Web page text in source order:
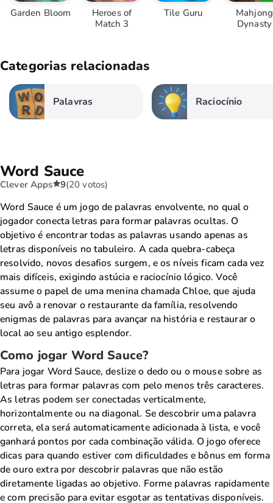
Garden Bloom
Heroes of
Match 3
Tile Guru
Mahjong
Dynasty
Categorias relacionadas
Palavras Raciocínio
Word Sauce
Clever Apps 9(20 votos)
Word Sauce é um jogo de palavras envolvente, no qual o
jogador conecta letras para formar palavras ocultas. O
objetivo é encontrar todas as palavras usando apenas as
letras disponíveis no tabuleiro. A cada quebra-cabeça
resolvido, novos desafios surgem, e os níveis ficam cada vez
mais difíceis, exigindo astúcia e raciocínio lógico. Você
assume o papel de uma menina chamada Chloe, que ajuda
seu avô a renovar o restaurante da família, resolvendo
enigmas de palavras para avançar na história e restaurar o
local ao seu antigo esplendor.
Como jogar Word Sauce?
Para jogar Word Sauce, deslize o dedo ou o mouse sobre as
letras para formar palavras com pelo menos três caracteres.
As letras podem ser conectadas verticalmente,
horizontalmente ou na diagonal. Se descobrir uma palavra
correta, ela será automaticamente adicionada à lista, e você
ganhará pontos por cada combinação válida. O jogo oferece
dicas para quando estiver com dificuldades e bônus em forma
de ouro extra por descobrir palavras que não estão
diretamente ligadas ao objetivo. Forme palavras rapidamente
e com precisão para evitar esgotar as tentativas disponíveis.